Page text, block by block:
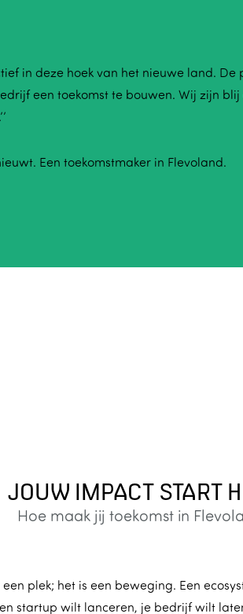
in deze hoek van het nieuwe land. De
een toekomst te bouwen. Wij zijn
Een toekomstmaker in Flevoland.
JOUW IMPACT START
Hoe maak jij toekomst in
plek; het is een beweging. Een
startup wilt lanceren, je bedrijf wilt